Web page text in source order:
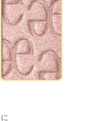
に